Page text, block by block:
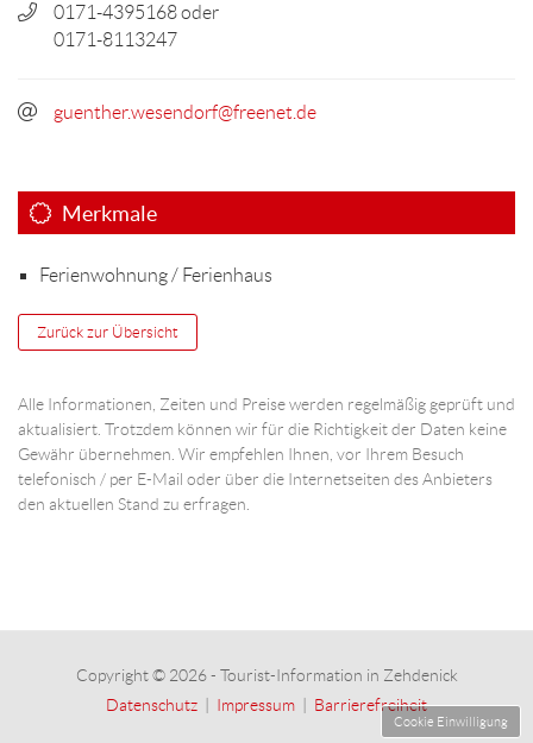
0171-4395168 oder
0171-8113247
guenther.wesendorf@freenet.de
Merkmale
Ferienwohnung / Ferienhaus
Zurück zur Übersicht
Alle Informationen, Zeiten und Preise werden regelmäßig geprüft und
aktualisiert. Trotzdem können wir für die Richtigkeit der Daten keine
Gewähr übernehmen. Wir empfehlen Ihnen, vor Ihrem Besuch
telefonisch / per E-Mail oder über die Internetseiten des Anbieters
den aktuellen Stand zu erfragen.
Copyright © 2026 - Tourist-Information in Zehdenick
Datenschutz
Impressum Barrierefreiheit
Cookie Einwilligung